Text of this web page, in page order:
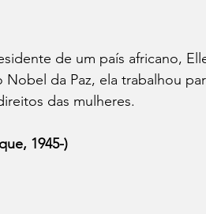
de um país africano,
Nobel da Paz, ela trabalhou
das mulheres.
1945-)